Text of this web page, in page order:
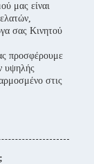
μας είναι
σας Κινητού
προσφέρουμε
υψηλής
στις